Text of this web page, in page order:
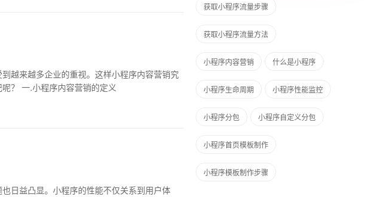
越来越多企业的重视。这样小程序内容营销究
竟为何物？对于初涉此领域的新手，又有哪些核心要点需要牢记呢？ 一.小程序内容营销的定义
日益凸显。小程序的性能不仅关系到用户体
获取小程序流量步骤
获取小程序流量方法
小程序内容营销 什么是小程序
小程序生命周期 小程序性能监控
小程序分包 小程序自定义分包
小程序首页模板制作
小程序模板制作步骤